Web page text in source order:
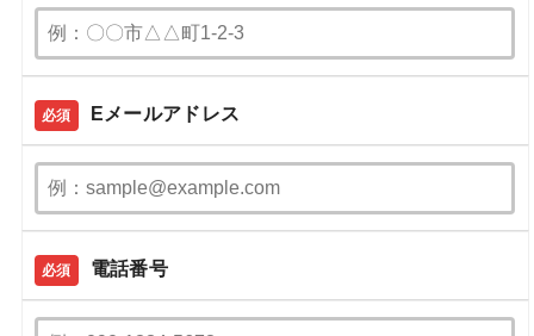
必須 Eメールアドレス
必須 電話番号